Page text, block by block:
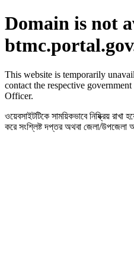
Domain is not
This website is temporarily
contact the respective
Officer.
ওয়েবসাইটটিকে সাময়িকভাবে নিষ্ক্রিয়
করে সংশ্লিষ্ট দপ্তর অথবা জেলা/উপজেলা